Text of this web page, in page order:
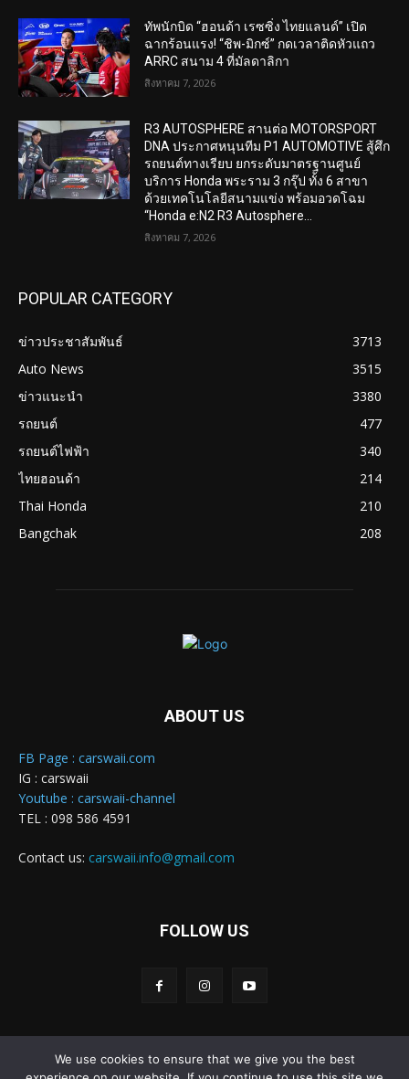
ทัพนักบิด “ฮอนด้า เรซซิ่ง ไทยแลนด์” เปิด
ฉากร้อนแรง! “ชิพ-มิกซ์” กดเวลาติดหัวแถว
ARRC สนาม 4 ที่มัลดาลิกา
สิงหาคม 7, 2026
R3 AUTOSPHERE สานต่อ MOTORSPORT
DNA ประกาศหนุนทีม P1 AUTOMOTIVE สู้ศึก
รถยนต์ทางเรียบ ยกระดับมาตรฐานศูนย์
บริการ Honda พระราม 3 กรุ๊ป ทั้ง 6 สาขา
ด้วยเทคโนโลยีสนามแข่ง พร้อมอวดโฉม
“Honda e:N2 R3 Autosphere...
สิงหาคม 7, 2026
POPULAR CATEGORY
ข่าวประชาสัมพันธ์
3713
Auto News
3515
ข่าวแนะนำ
3380
รถยนต์
477
รถยนต์ไฟฟ้า
340
ไทยฮอนด้า
214
Thai Honda
210
Bangchak
208
ABOUT US
FB Page : carswaii.com
IG : carswaii
Youtube : carswaii-channel
TEL : 098 586 4591
Contact us: carswaii.info@gmail.com
FOLLOW US
We use cookies to ensure that we give you the best